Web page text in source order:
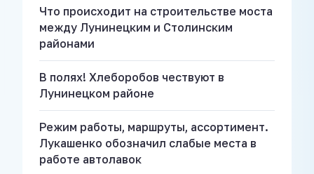
Что происходит на строительстве моста
между Лунинецким и Столинским
районами
В полях! Хлеборобов чествуют в
Лунинецком районе
Режим работы, маршруты, ассортимент.
Лукашенко обозначил слабые места в
работе автолавок